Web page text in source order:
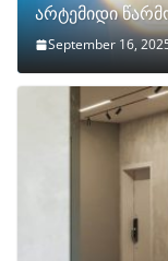
არტემიდი
September 16,